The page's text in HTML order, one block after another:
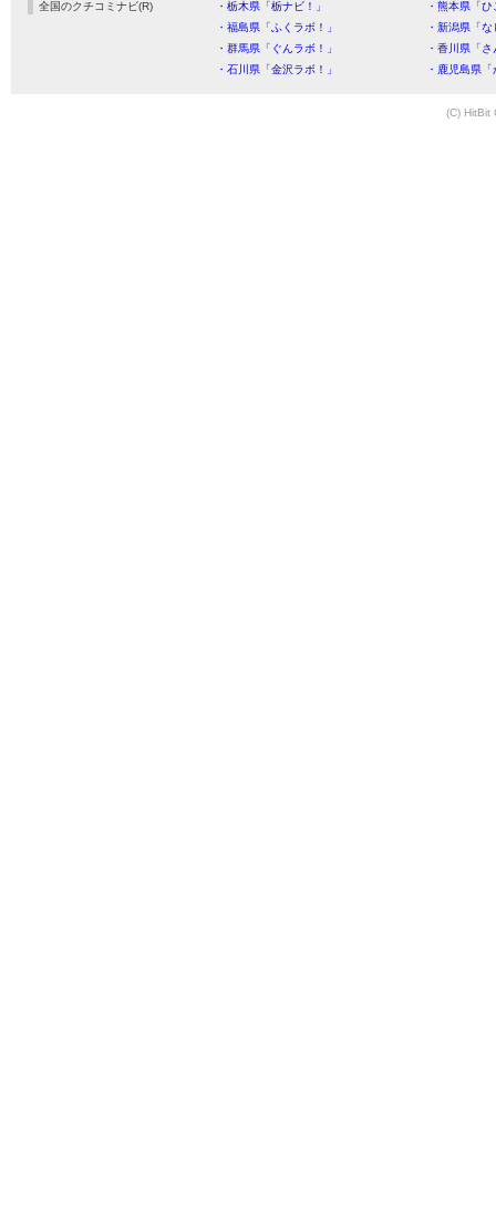
全国のクチコミナビ(R) ・栃木県「栃ナビ！」
・熊本県「
・福島県「ふくラボ！」
・新潟県「
・群馬県「ぐんラボ！」
・香川県「
・石川県「金沢ラボ！」
・鹿児島県
(C) HitBit